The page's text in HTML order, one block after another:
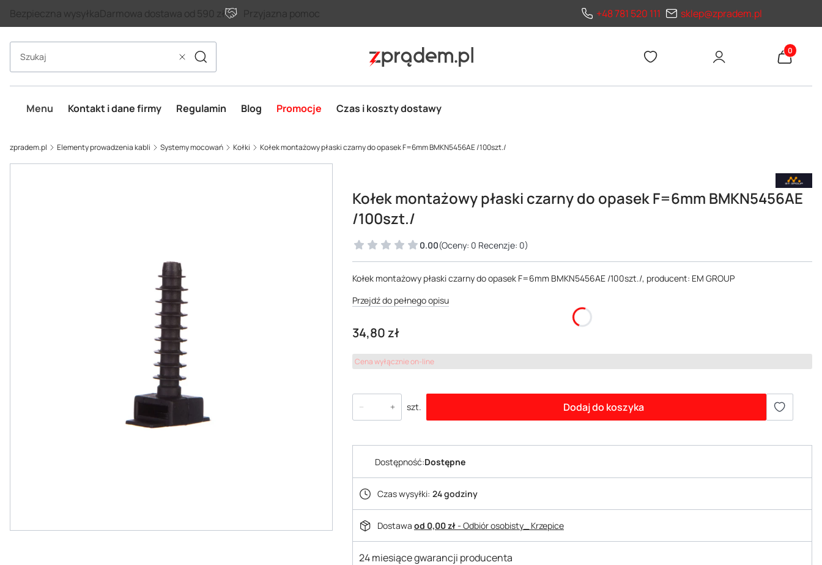
Bezpieczna wysyłkaDarmowa dostawa od 590 zł Przyjazna pomoc +48 781 520 111 sklep@zpradem.pl
WyczyśćSzukaj Produkty
Menu Kontakt i dane firmy Regulamin Blog Promocje Czas i koszty dostawy
zpradem.pl Elementy prowadzenia kabli Systemy mocowań Kołki Kołek montażowy płaski czarny do opasek F=6mm BMKN5456AE /100szt./
Kołek montażowy płaski czarny do opasek F=6mm BMKN5456AE
/100szt./
0.00(Oceny: 0 Recenzje: 0)
Kołek montażowy płaski czarny do opasek F=6mm BMKN5456AE /100szt./, producent: EM GROUP
Przejdź do pełnego opisu
Cena
34,80 zł
Cena wyłącznie on-line
szt. Dodaj do koszyka
Dostępność:Dostępne
Czas wysyłki: 24 godziny
Dostawa od 0,00 zł- Odbiór osobisty_ Krzepice
24 miesiące gwarancji producenta